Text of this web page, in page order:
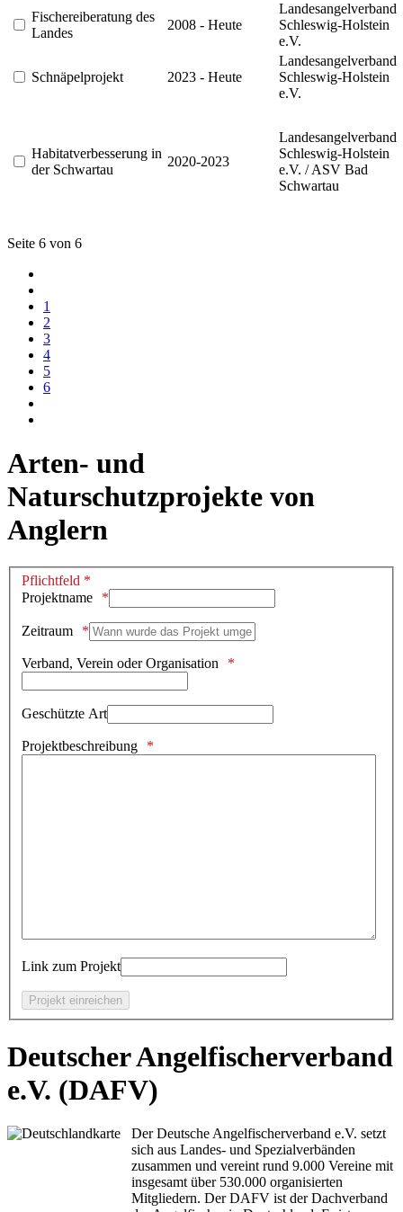
Fischereiberatung des
Landes
2008 - Heute
Landesangelverband
Schleswig-Holstein
e.V.
Schnäpelprojekt 2023 - Heute
Landesangelverband
Schleswig-Holstein
e.V.
Habitatverbesserung in
der Schwartau
2020-2023
Landesangelverband
Schleswig-Holstein
e.V. / ASV Bad
Schwartau
Seite 6 von 6
1
2
3
4
5
6
Arten- und
Naturschutzprojekte von
Anglern
Pflichtfeld *
Projektname
Zeitraum
Verband, Verein oder Organisation
Geschützte Art
Projektbeschreibung
Link zum Projekt
Deutscher Angelfischerverband
e.V. (DAFV)
Der Deutsche Angelfischerverband e.V. setzt
sich aus Landes- und Spezialverbänden
zusammen und vereint rund 9.000 Vereine mit
insgesamt über 530.000 organisierten
Mitgliedern. Der DAFV ist der Dachverband